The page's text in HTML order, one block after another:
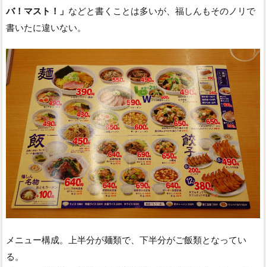
バ！マスト！」 などと書くことは多いが、福しんもそのノリで
書いたに違いない。
メニュー構成。上半分が麺類で、下半分がご飯類となってい
る。